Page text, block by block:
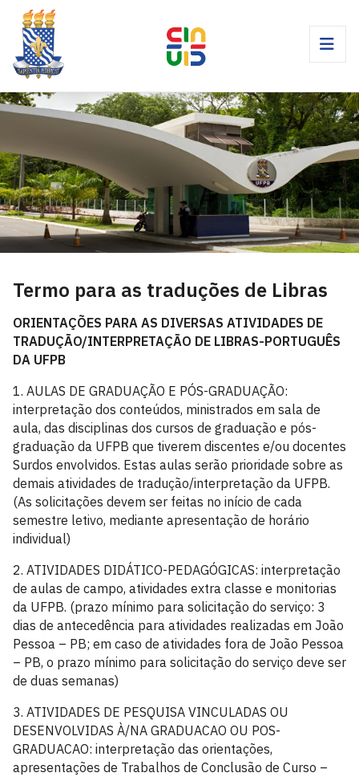
Termo para as traduções de Libras
ORIENTAÇÕES PARA AS DIVERSAS ATIVIDADES DE
TRADUÇÃO/INTERPRETAÇÃO DE LIBRAS-PORTUGUÊS
DA UFPB
1. AULAS DE GRADUAÇÃO E PÓS-GRADUAÇÃO:
interpretação dos conteúdos, ministrados em sala de
aula, das disciplinas dos cursos de graduação e pós-
graduação da UFPB que tiverem discentes e/ou docentes
Surdos envolvidos. Estas aulas serão prioridade sobre as
demais atividades de tradução/interpretação da UFPB.
(As solicitações devem ser feitas no início de cada
semestre letivo, mediante apresentação de horário
individual)
2. ATIVIDADES DIDÁTICO-PEDAGÓGICAS: interpretação
de aulas de campo, atividades extra classe e monitorias
da UFPB. (prazo mínimo para solicitação do serviço: 3
dias de antecedência para atividades realizadas em João
Pessoa – PB; em caso de atividades fora de João Pessoa
– PB, o prazo mínimo para solicitação do serviço deve ser
de duas semanas)
3. ATIVIDADES DE PESQUISA VINCULADAS OU
DESENVOLVIDAS À/NA GRADUACAO OU POS-
GRADUACAO: interpretação das orientações,
apresentações de Trabalhos de Conclusão de Curso –